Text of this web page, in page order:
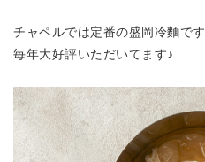
チャペルでは定番の盛岡冷麵です
毎年大好評いただいてます♪